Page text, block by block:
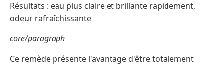
Résultats : eau plus claire et brillante rapidement,
odeur rafraîchissante
core/paragraph
Ce remède présente l'avantage d'être totalement